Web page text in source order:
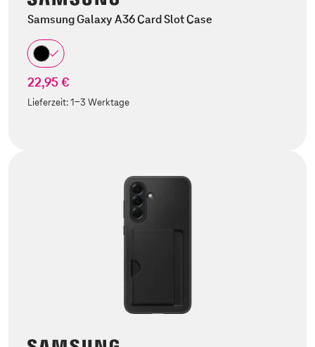
Samsung Galaxy A36 Card Slot Case
22,95 €
Lieferzeit:1-3 Werktage